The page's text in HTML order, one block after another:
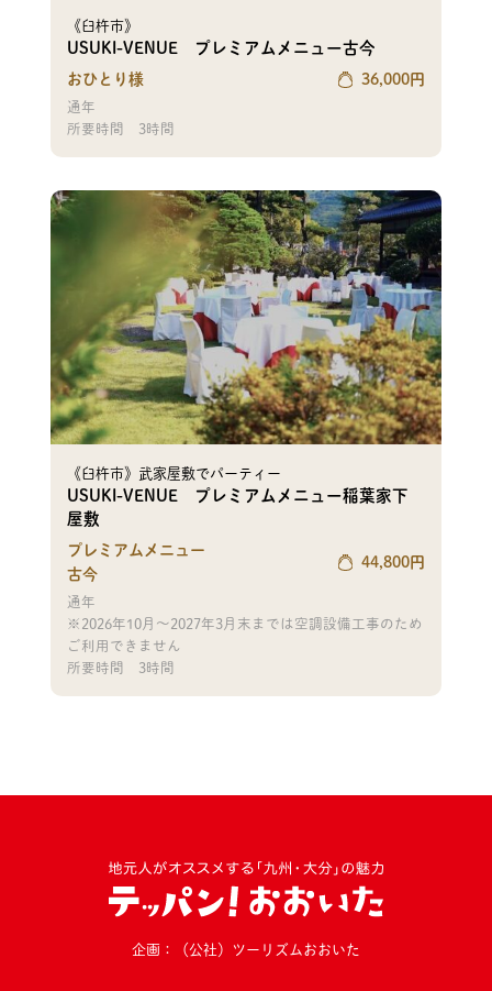
《臼杵市》
USUKI-VENUE プレミアムメニュー古今
おひとり様 36,000円
通年
所要時間
3時間
《臼杵市》武家屋敷でパーティー
USUKI-VENUE プレミアムメニュー稲葉家下
屋敷
プレミアムメニュー
古今
44,800円
通年
※2026年10月～2027年3月末までは空調設備工事のため
ご利用できません
所要時間
3時間
企画：（公社）ツーリズムおおいた